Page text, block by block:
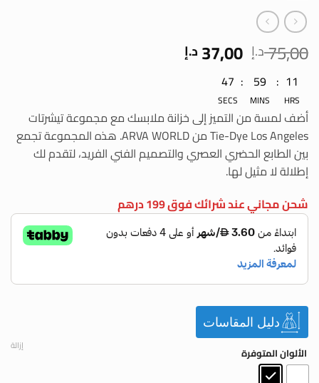
75,00د.إ السعر
الأصلي
هو:
75,00 د.إ.
37,00 د.إالسعر
الحالي 11
HRS
:
59
MINS
:
46
SECS
أضف لمسة من التميز إلى خزانة ملابسك مع مجموعة تيشرتات
Tie-Dye Los Angeles من ARVA WORLD. هذه المجموعة تجمع
بين الطابع الحضري العصري والتصميم الفني الفريد، لتقدم لك
إطلالة لا مثيل لها.
شحن مجاني عند شرائك فوق 199 درهم
دليل المقاسات
الألوان المتوفرة إزالة